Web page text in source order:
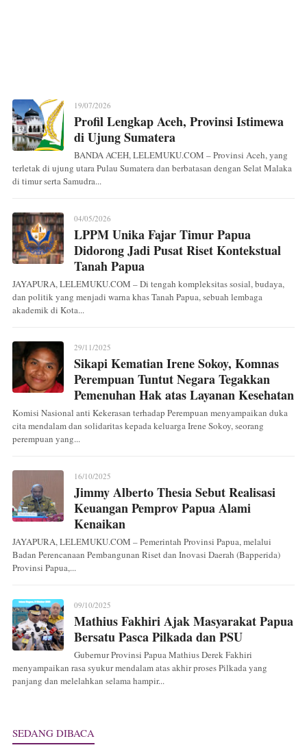
19/07/2026
Profil Lengkap Aceh, Provinsi Istimewa
di Ujung Sumatera
BANDA ACEH, LELEMUKU.COM – Provinsi Aceh, yang
terletak di ujung utara Pulau Sumatera dan berbatasan dengan Selat Malaka
di timur serta Samudra...
04/05/2026
LPPM Unika Fajar Timur Papua
Didorong Jadi Pusat Riset Kontekstual
Tanah Papua
JAYAPURA, LELEMUKU.COM – Di tengah kompleksitas sosial, budaya,
dan politik yang menjadi warna khas Tanah Papua, sebuah lembaga
akademik di Kota...
29/11/2025
Sikapi Kematian Irene Sokoy, Komnas
Perempuan Tuntut Negara Tegakkan
Pemenuhan Hak atas Layanan Kesehatan
Komisi Nasional anti Kekerasan terhadap Perempuan menyampaikan duka
cita mendalam dan solidaritas kepada keluarga Irene Sokoy, seorang
perempuan yang...
16/10/2025
Jimmy Alberto Thesia Sebut Realisasi
Keuangan Pemprov Papua Alami
Kenaikan
JAYAPURA, LELEMUKU.COM – Pemerintah Provinsi Papua, melalui
Badan Perencanaan Pembangunan Riset dan Inovasi Daerah (Bapperida)
Provinsi Papua,...
09/10/2025
Mathius Fakhiri Ajak Masyarakat Papua
Bersatu Pasca Pilkada dan PSU
Gubernur Provinsi Papua Mathius Derek Fakhiri
menyampaikan rasa syukur mendalam atas akhir proses Pilkada yang
panjang dan melelahkan selama hampir...
SEDANG DIBACA